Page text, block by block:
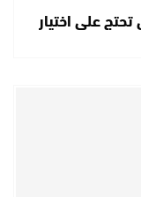
على اختيار